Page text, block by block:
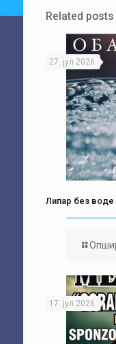
Related posts
27. јул 2026.
Липар без воде
17. јул 2026.